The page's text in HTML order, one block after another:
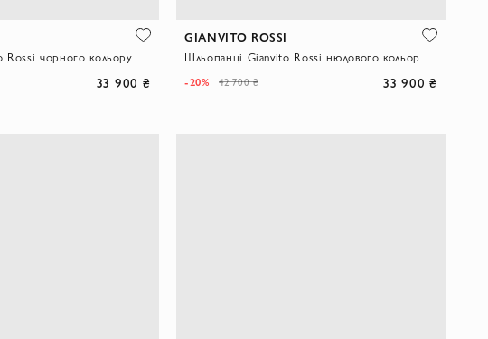
33 900 ₴
GIANVITO ROSSI
-20% 42 700 ₴ 33 900 ₴